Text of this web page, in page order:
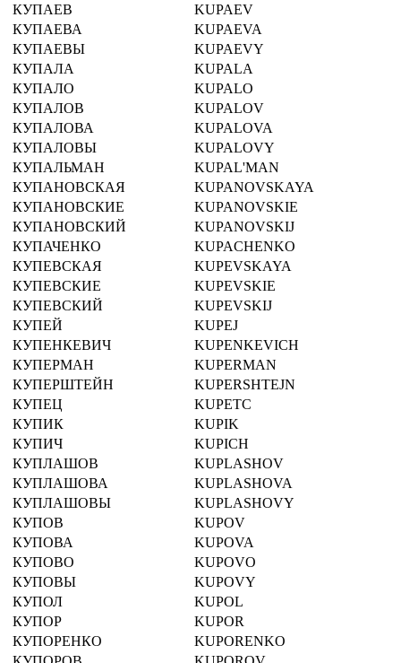
КУПАЕВ
KUPAEV
КУПАЕВА
KUPAEVA
КУПАЕВЫ
KUPAEVY
КУПАЛА
KUPALA
КУПАЛО
KUPALO
КУПАЛОВ
KUPALOV
КУПАЛОВА
KUPALOVA
КУПАЛОВЫ
KUPALOVY
КУПАЛЬМАН
KUPAL'MAN
КУПАНОВСКАЯ
KUPANOVSKAYA
КУПАНОВСКИЕ
KUPANOVSKIE
КУПАНОВСКИЙ
KUPANOVSKIJ
КУПАЧЕНКО
KUPACHENKO
КУПЕВСКАЯ
KUPEVSKAYA
КУПЕВСКИЕ
KUPEVSKIE
КУПЕВСКИЙ
KUPEVSKIJ
КУПЕЙ
KUPEJ
КУПЕНКЕВИЧ
KUPENKEVICH
КУПЕРМАН
KUPERMAN
КУПЕРШТЕЙН
KUPERSHTEJN
КУПЕЦ
KUPETC
КУПИК
KUPIK
КУПИЧ
KUPICH
КУПЛАШОВ
KUPLASHOV
КУПЛАШОВА
KUPLASHOVA
КУПЛАШОВЫ
KUPLASHOVY
КУПОВ
KUPOV
КУПОВА
KUPOVA
КУПОВО
KUPOVO
КУПОВЫ
KUPOVY
КУПОЛ
KUPOL
КУПОР
KUPOR
КУПОРЕНКО
KUPORENKO